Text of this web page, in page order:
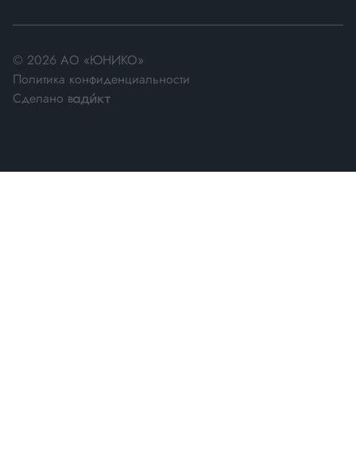
© 2026 АО «ЮНИКО»
Политика конфиденциальности
Сделано в